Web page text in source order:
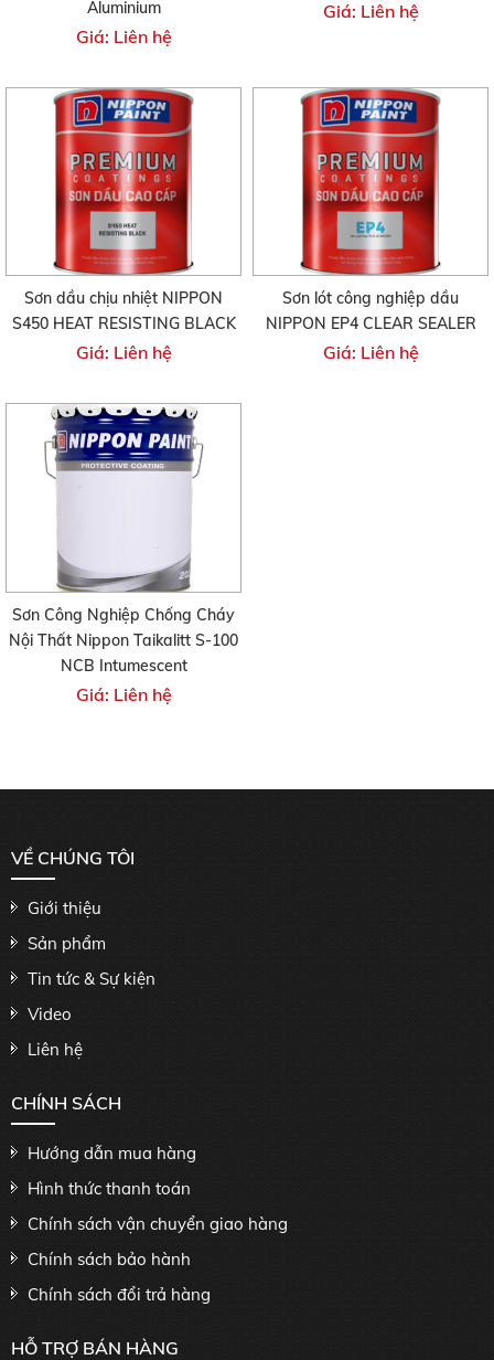
Aluminium
Giá: Liên hệ
Giá: Liên hệ
Sơn dầu chịu nhiệt NIPPON
S450 HEAT RESISTING BLACK
Giá: Liên hệ
Sơn lót công nghiệp dầu
NIPPON EP4 CLEAR SEALER
Giá: Liên hệ
Sơn Công Nghiệp Chống Cháy
Nội Thất Nippon Taikalitt S-100
NCB Intumescent
Giá: Liên hệ
VỀ CHÚNG TÔI
Giới thiệu
Sản phẩm
Tin tức & Sự kiện
Video
Liên hệ
CHÍNH SÁCH
Hướng dẫn mua hàng
Hình thức thanh toán
Chính sách vận chuyển giao hàng
Chính sách bảo hành
Chính sách đổi trả hàng
HỖ TRỢ BÁN HÀNG